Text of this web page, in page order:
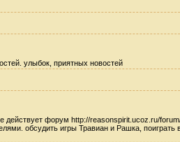
улыбок, приятных новостей
форум http://reasonspirit.ucoz.ru/
обсудить игры Травиан и Рашка,